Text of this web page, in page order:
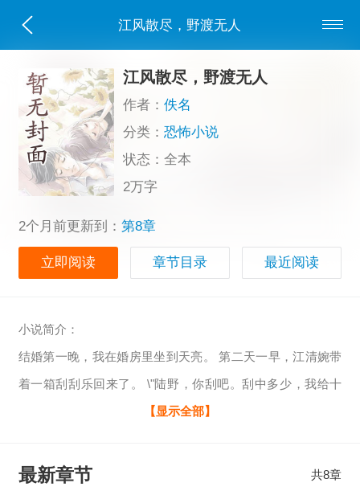
江风散尽，野渡无人
江风散尽，野渡无人
作者：佚名
分类：恐怖小说
状态：全本
2万字
2个月前更新到： 第8章
立即阅读 章节目录 最近阅读
小说简介：
结婚第一晚，我在婚房里坐到天亮。 第二天一早，江清婉带
着一箱刮刮乐回来了。 \"陆野，你刮吧。刮中多少，我给十
倍。\" 我安静接过，拿起桌面的硬币。 第一张，谢谢惠顾。
靠在床边看我，嗤笑一声 \"昨天泼林致远红酒时，不是很厉
【显示全部】
最新章节 共8章